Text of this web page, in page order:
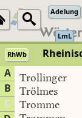
Adelung
LmL
RhWb
A
B
C
Trollinger
Trölmes
Tromme